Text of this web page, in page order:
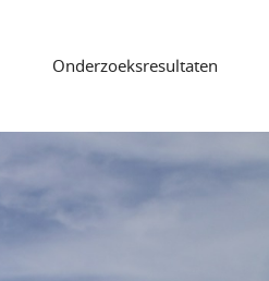
Onderzoeksresultaten